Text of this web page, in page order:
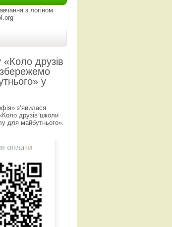
з логіном
«Коло друзів
у
з‘явилася
друзів школи
для майбутнього».